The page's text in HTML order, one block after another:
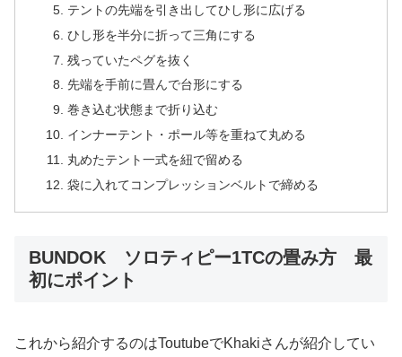
テントの先端を引き出してひし形に広げる
ひし形を半分に折って三角にする
残っていたペグを抜く
先端を手前に畳んで台形にする
巻き込む状態まで折り込む
インナーテント・ポール等を重ねて丸める
丸めたテント一式を紐で留める
袋に入れてコンプレッションベルトで締める
BUNDOK ソロティピー1TCの畳み方 最
初にポイント
これから紹介するのはToutubeでKhakiさんが紹介してい